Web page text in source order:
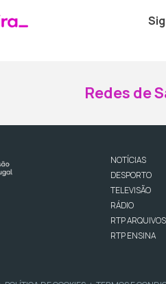
Redes de
NOTÍCIAS
DESPORTO
TELEVISÃO
RÁDIO
RTP ARQUIVOS
RTP ENSINA